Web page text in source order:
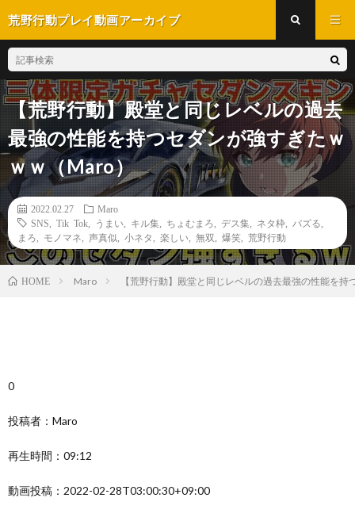
荒野行動プレイ動画アーカイブ
【荒野行動】殿堂と同じレベルの過去
最強の性能を持つセダンが強すぎたｗ
ｗｗ（Maro）
2022.02.27
Maro
SNS
Tik Tok うまい キル集 ちょむまろ デス集 ネタ枠 バズる
まろ
モノマネ 声真似 小ネタ 楽しい 無双 爆笑 荒野行動
HOME Maro 【荒野行動】殿堂と同じレベルの過去最強の性能を
0
投稿者：Maro
再生時間：09:12
動画投稿：2022-02-28T03:00:30+09:00